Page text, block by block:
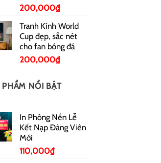
200,000₫
Tranh Kính World
Cup đẹp, sắc nét
cho fan bóng đá
200,000₫
PHẨM NỔI BẬT
In Phông Nền Lễ
Kết Nạp Đảng Viên
Mới
110,000₫